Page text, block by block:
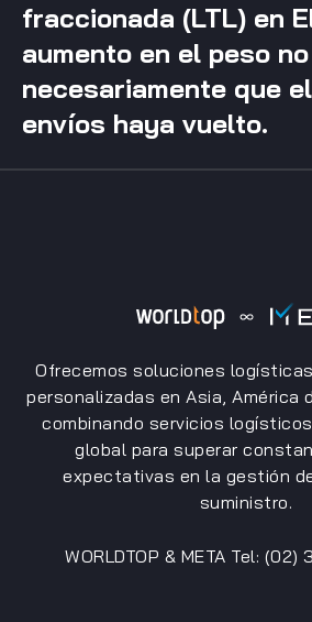
fraccionada (LTL) en
aumento en el peso
necesariamente que
envíos haya vuelto.
Ofrecemos soluciones
personalizadas en Asia, América
combinando servicios
global para superar
expectativas en la gestión
suministro.
WORLDTOP & META Tel: